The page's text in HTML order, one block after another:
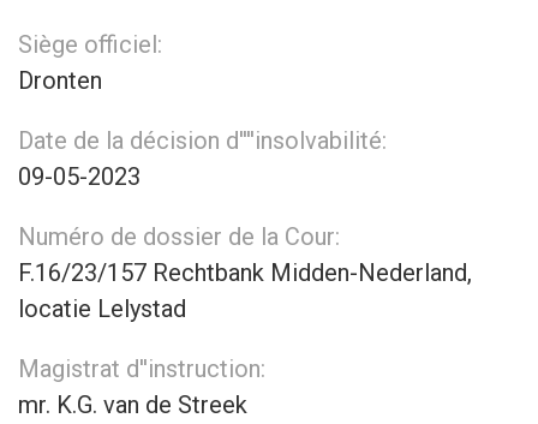
Siège officiel:
Dronten
Date de la décision d''''insolvabilité:
09-05-2023
Numéro de dossier de la Cour:
F.16/23/157 Rechtbank Midden-Nederland,
locatie Lelystad
Magistrat d''instruction:
mr. K.G. van de Streek